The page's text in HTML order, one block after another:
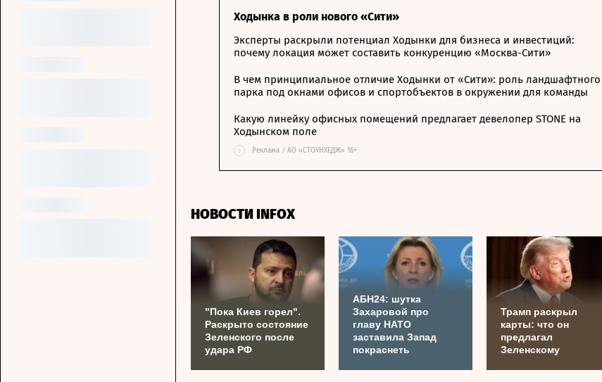
Ходынка в роли нового «Сити»
Эксперты раскрыли потенциал Ходынки для бизнеса и инвестиций:
почему локация может составить конкуренцию «Москва-Сити»
В чем принципиальное отличие Ходынки от «Сити»: роль ландшафтного
парка под окнами офисов и спортобъектов в окружении для команды
Какую линейку офисных помещений предлагает девелопер STONE на
Ходынском поле
i Реклама / АО «СТОУНХЕДЖ» 16+
НОВОСТИ INFOX
"Пока Киев горел".
Раскрыто состояние
Зеленского после
удара РФ
АБН24: шутка
Захаровой про
главу НАТО
заставила Запад
покраснеть
Трамп раскрыл
карты: что он
предлагал
Зеленскому